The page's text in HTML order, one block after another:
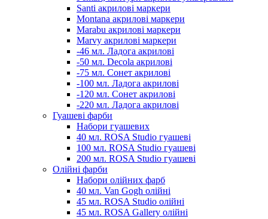
Santi акрилові маркери
Montana акрилові маркери
Marabu акрилові маркери
Marvy акрилові маркери
-46 мл. Ладога акрилові
-50 мл. Decola акрилові
-75 мл. Сонет акрилові
-100 мл. Ладога акрилові
-120 мл. Сонет акрилові
-220 мл. Ладога акрилові
Гуашеві фарби
Набори гуашевих
40 мл. ROSA Studio гуашеві
100 мл. ROSA Studio гуашеві
200 мл. ROSA Studio гуашеві
Олійні фарби
Набори олійних фарб
40 мл. Van Gogh олійні
45 мл. ROSA Studio олійні
45 мл. ROSA Gallery олійні